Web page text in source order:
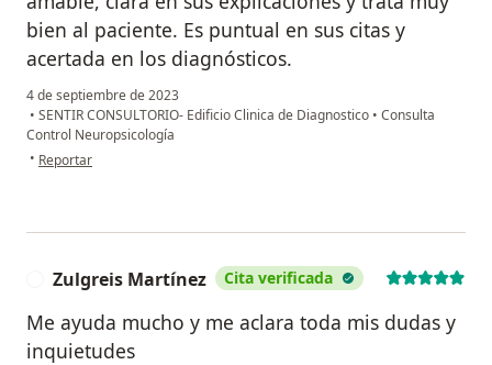
bien al paciente. Es puntual en sus citas y
acertada en los diagnósticos.
4 de septiembre de 2023
• SENTIR CONSULTORIO- Edificio Clinica de Diagnostico • Consulta
Control Neuropsicología
• en opinión del usuario Liliana T.
Reportar
Zulgreis Martínez Cita verificada
Me ayuda mucho y me aclara toda mis dudas y
inquietudes